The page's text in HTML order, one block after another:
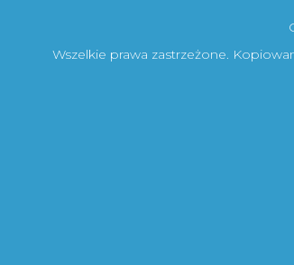
Wszelkie prawa zastrzeżone.